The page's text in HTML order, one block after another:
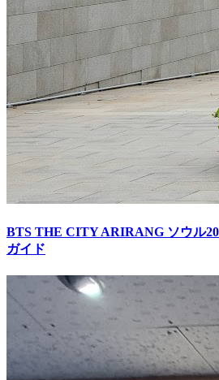
BTS THE CITY ARIRANG ソウル
ガイド